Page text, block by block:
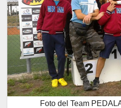
Foto del Team